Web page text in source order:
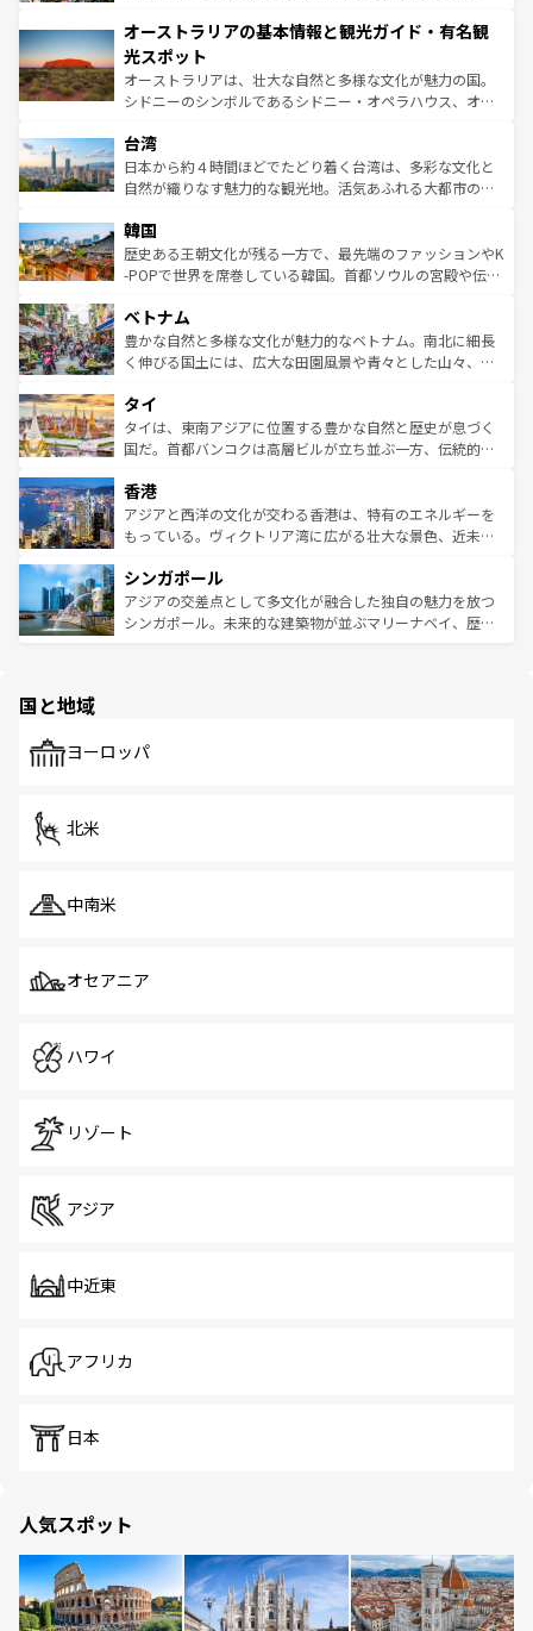
部のニューオーリンズでは、音楽と美食が融合した独特の
文化が魅力。旅行者はアメリカの各地域で異なる魅力を楽
しみながら、その多様性と豊かな歴史を感じることができ
るだろう。車でのロードトリップや列車の旅も、アメリカ
情報は
ワイ島は見逃せない。また、定番の観光地といえばオアフ
島だが、静かな自然を求めるならマウイ島やカウアイ島が
おすすめ。エメラルドグリーンに輝く海をはじめ、豊かな
文化や歴史が息づいている。「アロハスピリット」と呼ば
人々、おいしいローカルフードやハワイアンミュージッ
ク、伝統的なフラダンスなど、すべてがハワイの魅力を彩
っている。訪れるたびに新しい発見と感動が待っているハ
はコンテンツ一覧
オーストラリアの基本情報と観光ガイド・有名観
光スポット
オーストラリアは、壮大な自然と多様な文化が魅力の国。
シドニーのシンボルであるシドニー・オペラハウス、オー
リアリーフや大陸中央部にそびえるウルル（エアーズロッ
ク）、タスマニアの美しい原生林やケアンズの熱帯雨林な
ど、見どころがたくさん。また、カフェやワイン、オージ
いる。アクティビティも充実しており、サーフィンやダイ
ビング、ハイキングなど、アウトドア好きにはたまらな
い。オーストラリアの多彩な魅力を存分に味わいつくそ
参照してほしい。
台湾
日本から約４時間ほどでたどり着く台湾は、多彩な文化と
自然が織りなす魅力的な観光地。活気あふれる大都市の台
ン）、静ひつな山岳地帯である台湾東部など、都市の喧騒
と山間の静けさが共存しており、訪れる人に新しい発見と
驚きをもたらしてくれる。また、奥深い台湾の食文化も魅
容にもいいと評判のスイーツなど、バラエティ豊かな料理
が味わえる。 なお、新着の台湾情報は コンテンツ一覧を参
照してほしい。
韓国
歴史ある王朝文化が残る一方で、最先端のファッションやK
-POPで世界を席巻している韓国。首都ソウルの宮殿や伝統
き、地方に足を延ばせば四季折々の自然美を楽しむことが
できる。そして、キムチや焼肉、絶品のストリートフード
まで、さまざまな韓国料理が待っている。夜には、韓国な
リティに包まれながら、韓国の多彩な魅力を心ゆくまで味
わってみてほしい。 なお、新着の韓国情報はコンテンツ一
覧を参照してほしい。
ベトナム
豊かな自然と多様な文化が魅力的なベトナム。南北に細長
く伸びる国土には、広大な田園風景や青々とした山々、世
急速な発展と共に伝統が息づく。ハノイの古い町並みやホ
ーチミン市のフランス統治時代の建物も、独特の雰囲気を
醸し出している。また、バラエティの豊かさとおいしさで
とつ。フォーやバインミー、ベトナムコーヒーなどは、ぜ
ひ現地で味わいたい。どの地域を訪れてもあたたかい人々
が旅行者を迎えてくれるので、きっと忘れられない旅にな
参照してほしい。
タイ
タイは、東南アジアに位置する豊かな自然と歴史が息づく
国だ。首都バンコクは高層ビルが立ち並ぶ一方、伝統的な
の活気が交差している。北部ではチェンマイなどの山岳地
帯で自然と触れ合い、南部ではプーケットやクラビの美し
いビーチでリゾート気分を楽しむことができる。タイ料理
激する。気候は一年中温暖で、どの季節にも異なる楽しみ
が待っている。親しみやすいタイの人々、仏教を中心とし
た文化、そして多様な観光資源が、訪れる旅人を魅了し続
香港
アジアと西洋の文化が交わる香港は、特有のエネルギーを
もっている。ヴィクトリア湾に広がる壮大な景色、近未来
み、どこを訪れても感動するはず。観光スポットが密集し
ており、効率よく見どころを回れるのも魅力。息をのむよ
うな絶景から文化的な体験まで、香港を存分に楽しみ尽く
シンガポール
アジアの交差点として多文化が融合した独自の魅力を放つ
シンガポール。未来的な建築物が並ぶマリーナベイ、歴史
で、ホーカーズは地元の風情を楽しめる外せないスポット
国と地域
ヨーロッパ
北米
中南米
オセアニア
ハワイ
リゾート
アジア
中近東
アフリカ
日本
人気スポット